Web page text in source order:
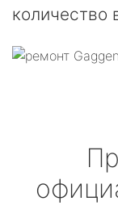
количество